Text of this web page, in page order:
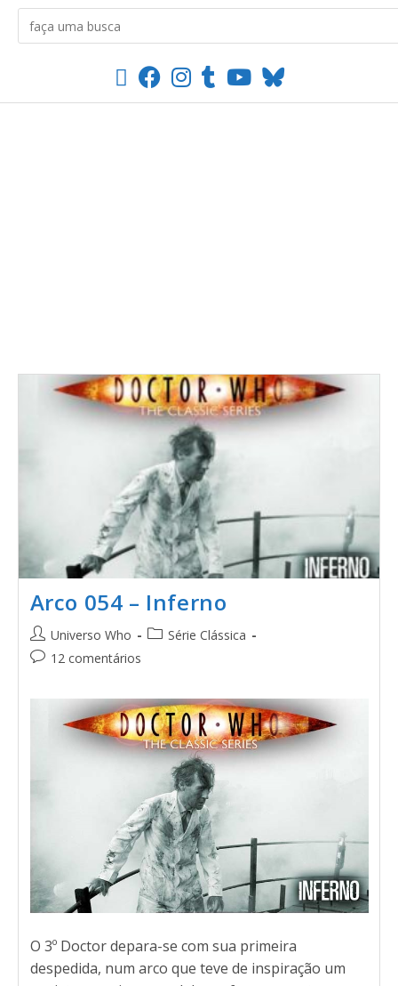
Arco 054 – Inferno
Universo Who
Série Clássica
12 comentários
O 3º Doctor depara-se com sua primeira
despedida, num arco que teve de inspiração um